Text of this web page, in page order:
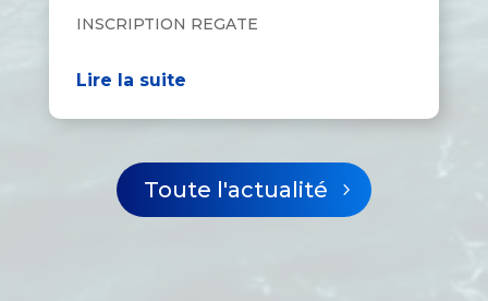
INSCRIPTION REGATE
Lire la suite
Toute l'actualité